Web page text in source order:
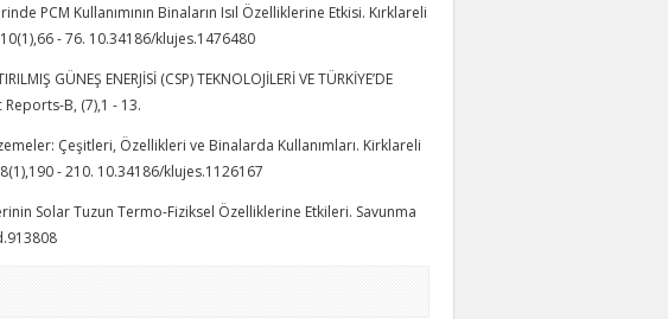
PCM Kullanımının Binaların Isıl Özelliklerine Etkisi. Kırklareli
- 76. 10.34186/klujes.1476480
GÜNEŞ ENERJİSİ (CSP) TEKNOLOJİLERİ VE TÜRKİYE’DE
Reports-B, (7),1 - 13.
Çeşitleri, Özellikleri ve Binalarda Kullanımları. Kirklareli
- 210. 10.34186/klujes.1126167
Solar Tuzun Termo-Fiziksel Özelliklerine Etkileri. Savunma